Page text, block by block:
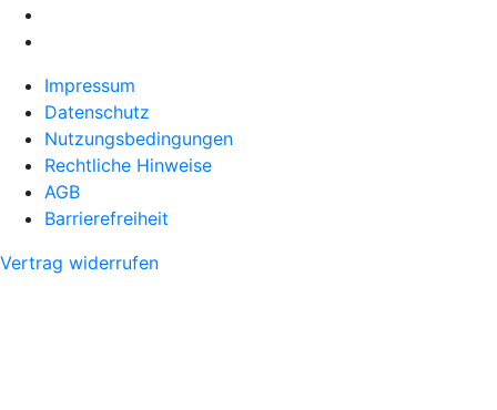
Impressum
Datenschutz
Nutzungsbedingungen
Rechtliche Hinweise
AGB
Barrierefreiheit
Vertrag widerrufen